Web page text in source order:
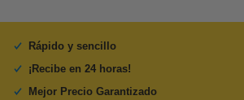
Rápido y sencillo
¡Recibe en 24 horas!
Mejor Precio Garantizado